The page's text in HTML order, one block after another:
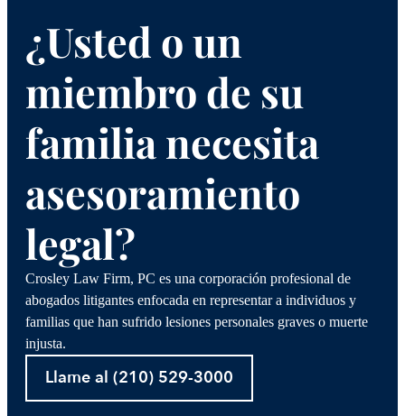
¿Usted o un
miembro de su
familia necesita
asesoramiento
legal?
Crosley Law Firm, PC es una corporación profesional de
abogados litigantes enfocada en representar a individuos y
familias que han sufrido lesiones personales graves o muerte
injusta.
Llame al (210) 529-3000